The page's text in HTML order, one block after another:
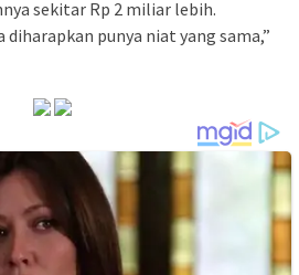
sekitar Rp 2 miliar lebih.
punya niat yang sama,”